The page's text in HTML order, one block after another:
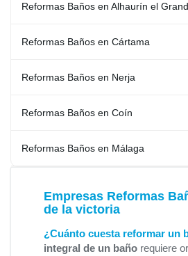
Reformas Baños en Alhaurín el
Reformas Baños en Cártama
Reformas Baños en Nerja
Reformas Baños en Coín
Reformas Baños en Málaga
Empresas Reformas
de la victoria
¿Cuánto cuesta reformar un
integral de un baño requiere